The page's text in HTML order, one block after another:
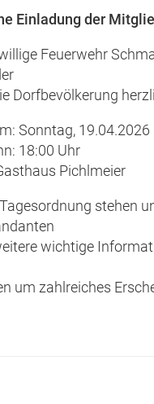
Einladung der
Feuerwehr
Dorfbevölkerung
Sonntag, 19.04.2026
18:00 Uhr
Pichlmeier
stehen
wichtige
um zahlreiches